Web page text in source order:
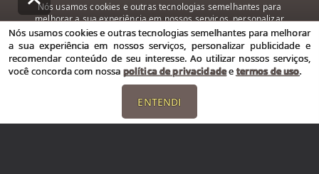
Nós usamos cookies e outras tecnologias semelhantes para
melhorar a sua experiência em nossos serviços, personalizar
publicidade e recomendar conteúdo de seu interesse. Ao utilizar
nossos serviços, você concorda com nossa política de privacidade e
termos de uso.
Política de Privacidade Termos de uso
Nós usamos cookies e outras tecnologias semelhantes para melhorar
a sua experiência em nossos serviços, personalizar publicidade e
recomendar conteúdo de seu interesse. Ao utilizar nossos serviços,
você concorda com nossa política de privacidadeetermos de uso.
ENTENDI